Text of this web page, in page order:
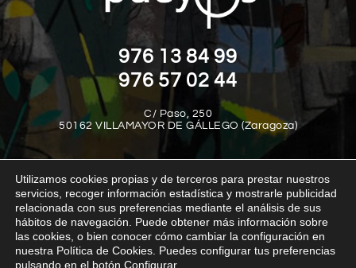
976 13 84 99
976 57 02 44
C/ Paso, 250
50162 VILLAMAYOR DE GÁLLEGO (Zaragoza)
Aviso legal Política de privacidad
Política de cookies
Política interna del canal de denuncias
Transparencia
Utilizamos cookies propias y de terceros para prestar nuestros
servicios, recoger información estadística y mostrarle publicidad
relacionada con sus preferencias mediante el análisis de sus
hábitos de navegación. Puede obtener más información sobre
las cookies, o bien conocer cómo cambiar la configuración en
nuestra Política de Cookies. Puedes configurar tus preferencias
pulsando en el botón Configurar.